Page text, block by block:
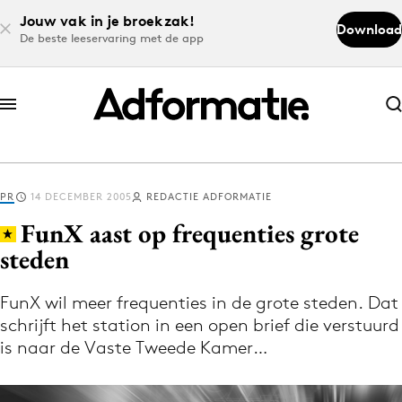
Jouw vak in je broekzak!
De beste leeservaring met de app
Download
Abonneer nu
Abonneer nu
Log in
Volg het laatste nieuws via de Adformatie
Nieuws app
PR 14 DECEMBER 2005 REDACTIE ADFORMATIE
FunX aast op frequenties grote
steden
FunX wil meer frequenties in de grote steden. Dat
schrijft het station in een open brief die verstuurd
is naar de Vaste Tweede Kamer…